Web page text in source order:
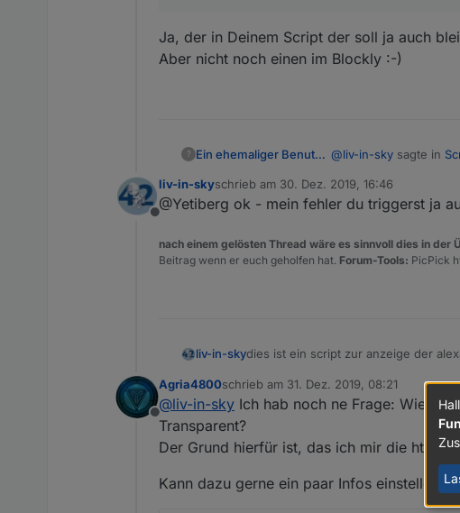
Ja, der in Deinem Script der soll ja auch
Aber nicht noch einen im Blockly :-)
? Ein ehemaliger Benutzer @liv-in-sky sagte in
@Yetiberg aber
Ja, der in Deinem
Aber nicht noch einen
Offline
liv-in-skyschrieb am 30. Dez. 2019, 16:46
zuletzt editiert von
@Yetiberg ok - mein fehler du triggerst ja
nach einem gelösten Thread wäre es sinnvoll dies in
Beitrag wenn er euch geholfen hat. Forum-Tools: PicPick
liv-in-skydies ist ein script zur anzeige der
überschrift, nebeneinander-tabellen-
vielen dank an @apollon77 für die
dieses script entsand aus einem
https://forum.iobroker.net/topic/
Offline
Agria4800schrieb am 31. Dez. 2019, 08:21
zuletzt editiert von
@liv-in-sky Ich hab noch ne Frage: Wie
Transparent?
Der Grund hierfür ist, das ich mir die html
Kann dazu gerne ein paar Infos einstellen,